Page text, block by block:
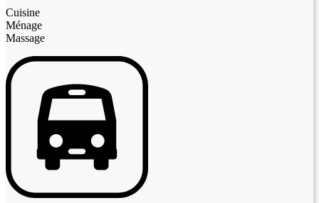
Cuisine
Ménage
Massage